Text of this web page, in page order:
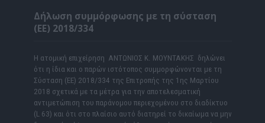
Δήλωση συμμόρφωσης με τη σύσταση
(ΕΕ) 2018/334
Η ατομική επιχείρηση ΑΝΤΩΝΙΟΣ Κ. ΜΟΥΝΤΑΚΗΣ δηλώνει
ότι η ίδια και ο παρών ιστότοπος συμμορφώνονται με τη
Σύσταση (ΕΕ) 2018/334 της Επιτροπής της 1ης Μαρτίου
2018 σχετικά με τα μέτρα για την αποτελεσματική
αντιμετώπιση του παράνομου περιεχομένου στο διαδίκτυο
(L 63) και ότι στο πλαίσιο αυτό διατηρεί το δικαίωμα να μην